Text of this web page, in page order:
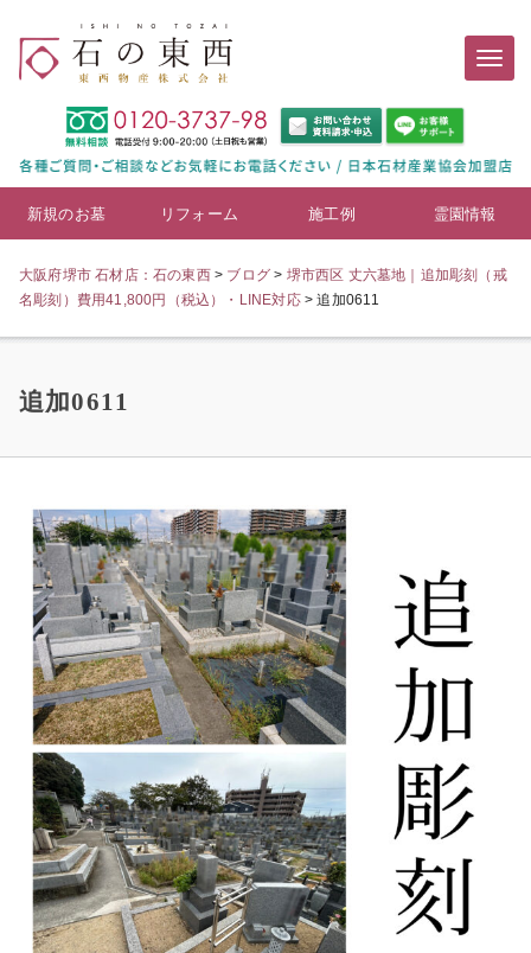
新規のお墓 リフォーム 施工例 霊園情報
大阪府堺市 石材店：石の東西> ブログ > 堺市西区 丈六墓地｜追加彫刻（戒
名彫刻）費用41,800円（税込）・LINE対応>追加0611
追加0611